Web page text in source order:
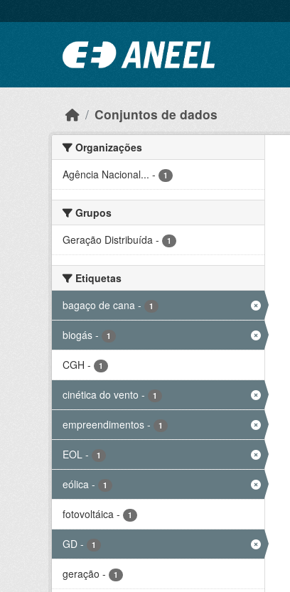
Conjuntos de dados
Organizações
Agência Nacional... - 1
Grupos
Geração Distribuída - 1
Etiquetas
bagaço de cana - 1
biogás - 1
CGH - 1
cinética do vento - 1
empreendimentos - 1
EOL - 1
eólica - 1
fotovoltáica - 1
GD - 1
geração - 1